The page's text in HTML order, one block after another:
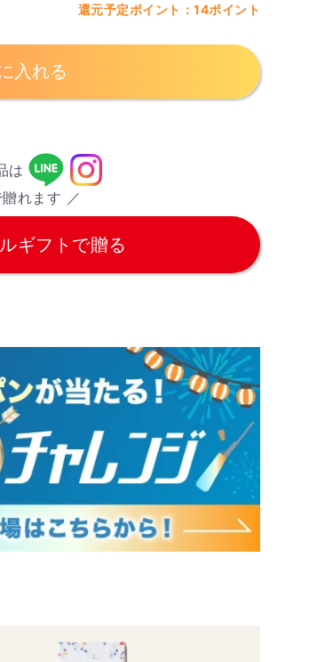
還元予定ポイント：14ポイント
入れる
は
れます ／
ギフトで贈る